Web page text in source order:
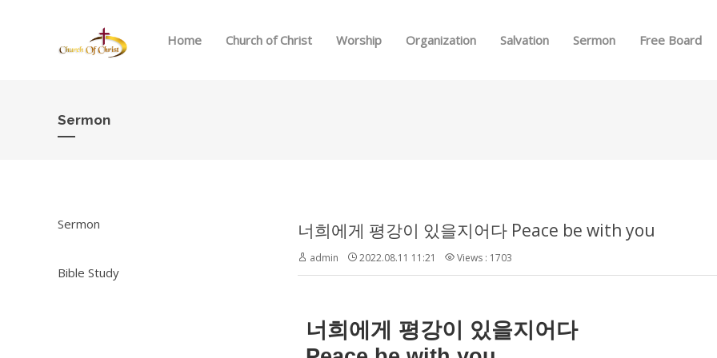
Home Church of Christ Worship Organization Salvation Sermon Free Board
Sermon
Sermon
Bible Study
너희에게 평강이 있을지어다 Peace be with you
admin 2022.08.11 11:21 Views : 1703
너희에게 평강이
있을지어다